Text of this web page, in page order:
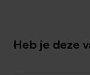
Heb je deze